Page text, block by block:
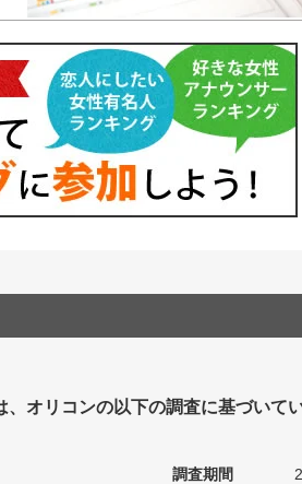
オリコンの以下の調査に基づいてい
調査期間